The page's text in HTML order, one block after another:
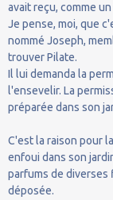
avait reçu, comme
Je pense, moi, que
nommé Joseph,
trouver Pilate.
Il lui demanda la
l'ensevelir. La
préparée dans son
C'est la raison pour
enfoui dans son
parfums de diverses
déposée.